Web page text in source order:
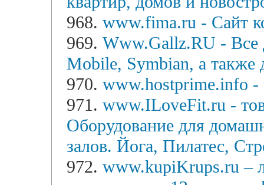
968. www.fima.ru -
969. Www.Gallz.RU - Все
Mobile, Symbian, а также
970. www.hostprime.info -
971. www.ILoveFit.ru -
Оборудование для
залов. Йога, Пилатес,
972. www.kupiKrups.ru –